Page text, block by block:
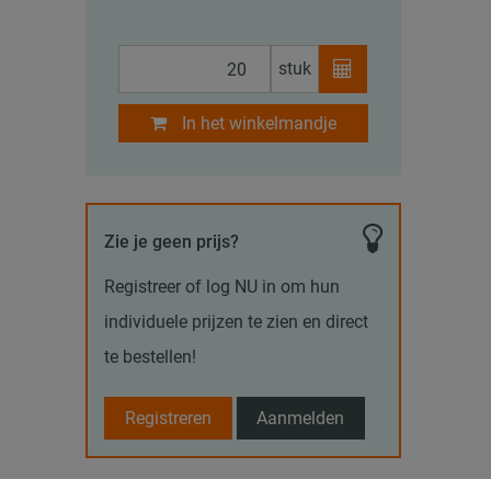
stuk
In het winkelmandje
Zie je geen prijs?
Registreer of log NU in om hun
individuele prijzen te zien en direct
te bestellen!
Registreren Aanmelden